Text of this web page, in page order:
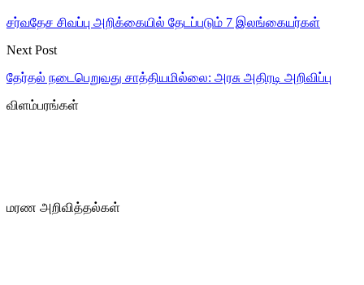
சர்வதேச சிவப்பு அறிக்கையில் தேடப்படும் 7 இலங்கையர்கள்
Next Post
தேர்தல் நடைபெறுவது சாத்தியமில்லை: அரசு அதிரடி அறிவிப்பு
விளம்பரங்கள்
மரண அறிவித்தல்கள்